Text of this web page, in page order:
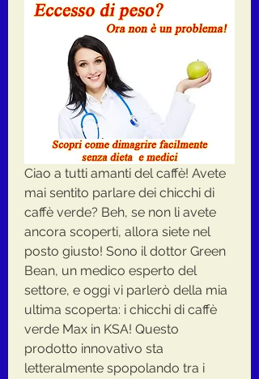
Ciao a tutti amanti del caffè! Avete
mai sentito parlare dei chicchi di
caffè verde? Beh, se non li avete
ancora scoperti, allora siete nel
posto giusto! Sono il dottor Green
Bean, un medico esperto del
settore, e oggi vi parlerò della mia
ultima scoperta: i chicchi di caffè
verde Max in KSA! Questo
prodotto innovativo sta
letteralmente spopolando tra i